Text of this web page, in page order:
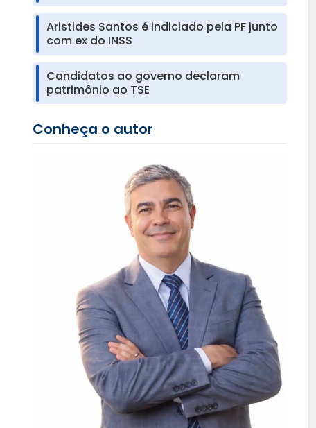
Aristides Santos é indiciado pela PF junto
com ex do INSS
Candidatos ao governo declaram
patrimônio ao TSE
Conheça o autor